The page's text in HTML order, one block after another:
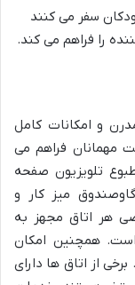
سفر می کنند
را فراهم می کند.
و امکانات کامل
مهمانان فراهم می
تلویزیون صفحه
میز کار و
هر اتاق مجهز به
همچنین امکان
از اتاق ها دارای